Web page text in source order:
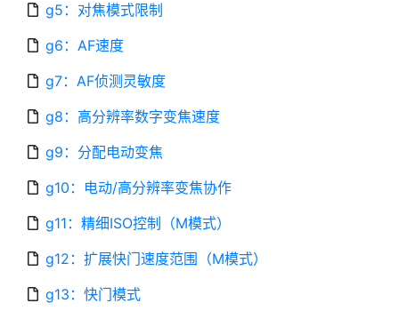
g5：对焦模式限制
g6：AF速度
g7：AF侦测灵敏度
g8：高分辨率数字变焦速度
g9：分配电动变焦
g10：电动/高分辨率变焦协作
g11：精细ISO控制（M模式）
g12：扩展快门速度范围（M模式）
g13：快门模式